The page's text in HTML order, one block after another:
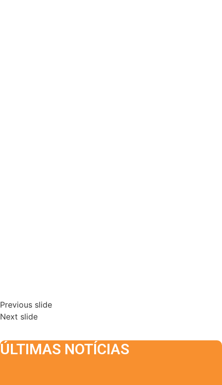
Previous slide
Next slide
ÚLTIMAS NOTÍCIAS